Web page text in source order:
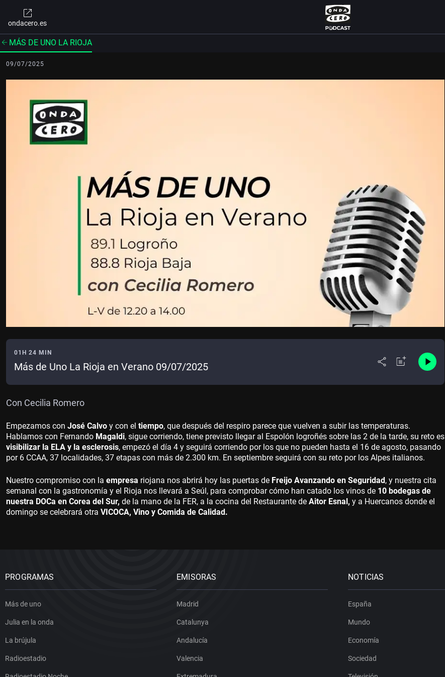
ondacero.es
MÁS DE UNO LA RIOJA
09/07/2025
01H 24 MIN
Más de Uno La Rioja en Verano 09/07/2025
Con Cecilia Romero
Empezamos con José Calvo y con el tiempo, que después del respiro parece que vuelven a subir las temperaturas.
Hablamos con Fernando Magaldi, sigue corriendo, tiene previsto llegar al Espolón logroñés sobre las 2 de la tarde, su reto es
visibilizar la ELA y la esclerosis, empezó el día 4 y seguirá corriendo por los que no pueden hasta el 16 de agosto, pasando
por 6 CCAA, 37 localidades, 37 etapas con más de 2.300 km. En septiembre seguirá con su reto por los Alpes italianos.
Nuestro compromiso con la empresa riojana nos abrirá hoy las puertas de Freijo Avanzando en Seguridad, y nuestra cita
semanal con la gastronomía y el Rioja nos llevará a Seúl, para comprobar cómo han catado los vinos de 10 bodegas de
nuestra DOCa en Corea del Sur, de la mano de la FER, a la cocina del Restaurante de Aitor Esnal, y a Huercanos donde el
domingo se celebrará otra VICOCA, Vino y Comida de Calidad.
PROGRAMAS
Más de uno
Julia en la onda
La brújula
Radioestadio
EMISORAS
Madrid
Catalunya
Andalucía
Valencia
NOTICIAS
España
Mundo
Economía
Sociedad